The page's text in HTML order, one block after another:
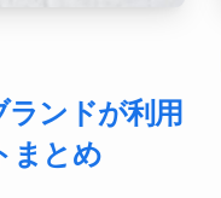
ンドが利用
まとめ